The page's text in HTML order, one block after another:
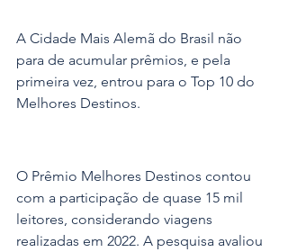
A Cidade Mais Alemã do Brasil não
para de acumular prêmios, e pela
primeira vez, entrou para o Top 10 do
Melhores Destinos.
O Prêmio Melhores Destinos contou
com a participação de quase 15 mil
leitores, considerando viagens
realizadas em 2022. A pesquisa avaliou